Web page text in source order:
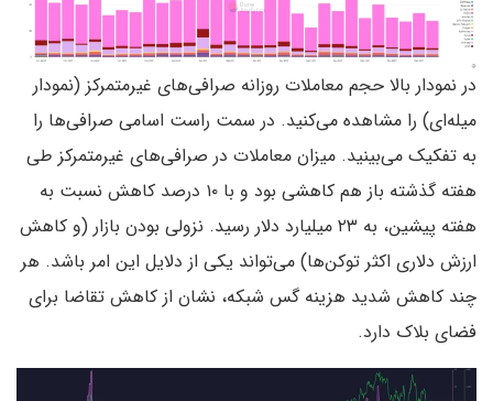
در نمودار بالا حجم معاملات روزانه صرافی‌های غیرمتمرکز (نمودار
میله‌ای) را مشاهده می‌کنید. در سمت راست اسامی صرافی‌ها را
به تفکیک می‌بینید. میزان معاملات در صرافی‌های غیرمتمرکز طی
هفته گذشته باز هم کاهشی بود و با ۱۰ درصد کاهش نسبت به
هفته پیشین، به ۲۳ میلیارد دلار رسید. نزولی بودن بازار (و کاهش
ارزش دلاری اکثر توکن‌ها) می‌تواند یکی از دلایل این امر باشد. هر
چند کاهش شدید هزینه گس شبکه، نشان از کاهش تقاضا برای
فضای بلاک دارد.